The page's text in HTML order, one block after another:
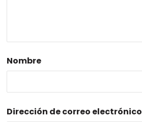
Nombre
Dirección de correo electrónico